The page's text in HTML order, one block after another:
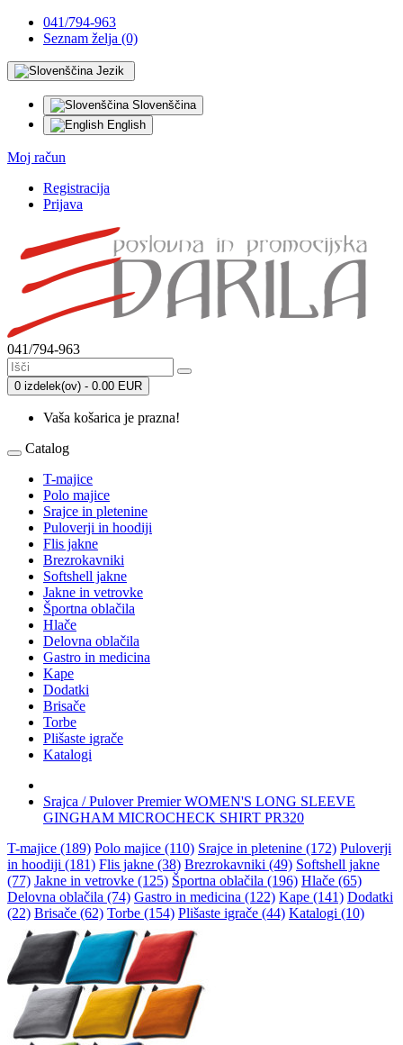
041/794-963
Seznam želja (0)
Jezik
Slovenščina
English
Moj račun
Registracija
Prijava
041/794-963
0 izdelek(ov) - 0.00 EUR
Vaša košarica je prazna!
Catalog
T-majice
Polo majice
Srajce in pletenine
Puloverji in hoodiji
Flis jakne
Brezrokavniki
Softshell jakne
Jakne in vetrovke
Športna oblačila
Hlače
Delovna oblačila
Gastro in medicina
Kape
Dodatki
Brisače
Torbe
Plišaste igrače
Katalogi
Srajca / Pulover Premier WOMEN'S LONG SLEEVE
GINGHAM MICROCHECK SHIRT PR320
T-majice (189) Polo majice (110) Srajce in pletenine (172) Puloverji
in hoodiji (181) Flis jakne (38) Brezrokavniki (49) Softshell jakne
(77) Jakne in vetrovke (125) Športna oblačila (196) Hlače (65)
Delovna oblačila (74) Gastro in medicina (122) Kape (141) Dodatki
(22) Brisače (62) Torbe (154) Plišaste igrače (44) Katalogi (10)